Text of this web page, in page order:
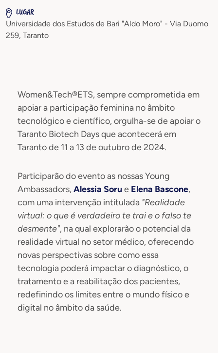
LUGAR
Universidade dos Estudos de Bari "Aldo Moro" - Via Duomo
259, Taranto
Women&Tech®ETS, sempre comprometida em
apoiar a participação feminina no âmbito
tecnológico e científico, orgulha-se de apoiar o
Taranto Biotech Days que acontecerá em
Taranto de 11 a 13 de outubro de 2024.
Participarão do evento as nossas Young
Ambassadors,Alessia Sorue Elena Bascone,
com uma intervenção intitulada "Realidade
virtual: o que é verdadeiro te trai e o falso te
desmente", na qual explorarão o potencial da
realidade virtual no setor médico, oferecendo
novas perspectivas sobre como essa
tecnologia poderá impactar o diagnóstico, o
tratamento e a reabilitação dos pacientes,
redefinindo os limites entre o mundo físico e
digital no âmbito da saúde.